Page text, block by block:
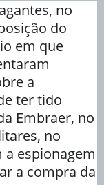
no
do
em que
a
ter tido
Embraer, no
no
espionagem
a compra da